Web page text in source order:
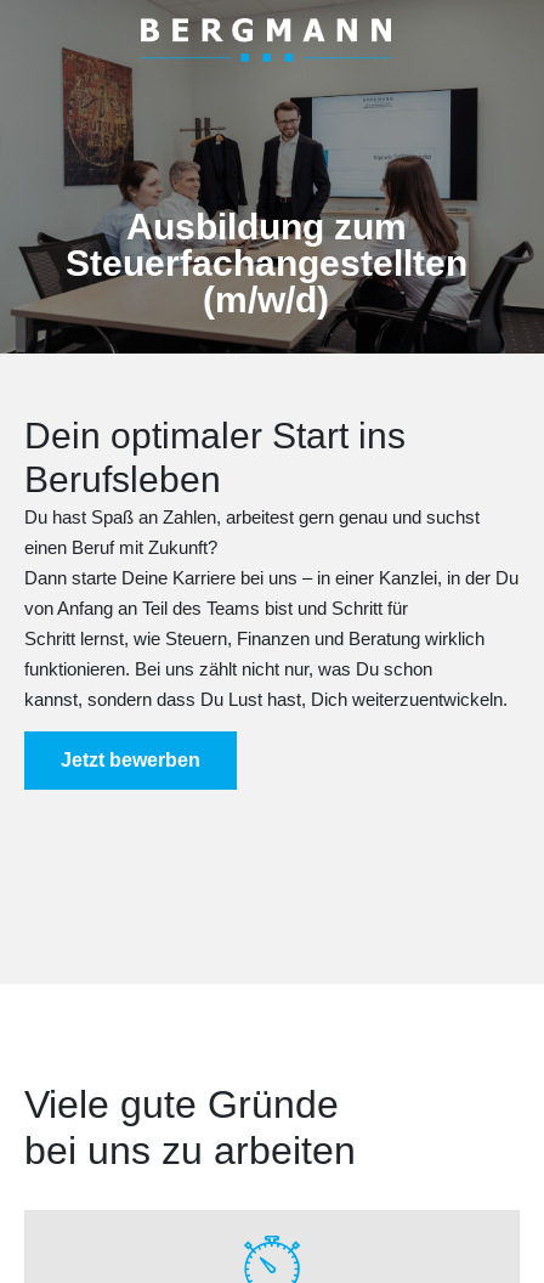
Ausbildung zum
Steuerfachangestellten
(m/w/d)
Dein optimaler Start ins
Berufsleben
Du hast Spaß an Zahlen, arbeitest gern genau und suchst
einen Beruf mit Zukunft?
Dann starte Deine Karriere bei uns – in einer Kanzlei, in der Du
von Anfang an Teil des Teams bist und Schritt für
Schritt lernst, wie Steuern, Finanzen und Beratung wirklich
funktionieren. Bei uns zählt nicht nur, was Du schon
kannst, sondern dass Du Lust hast, Dich weiterzuentwickeln.
Jetzt bewerben
Viele gute Gründe
bei uns zu arbeiten